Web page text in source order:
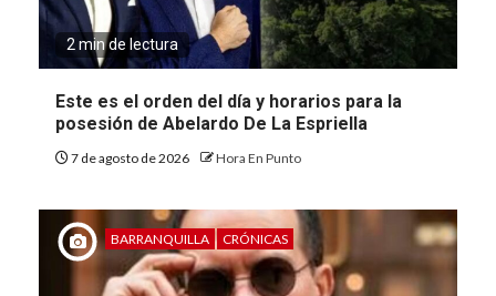
2 min de lectura
Este es el orden del día y horarios para la
posesión de Abelardo De La Espriella
7 de agosto de 2026 Hora En Punto
BARRANQUILLA CRÓNICAS